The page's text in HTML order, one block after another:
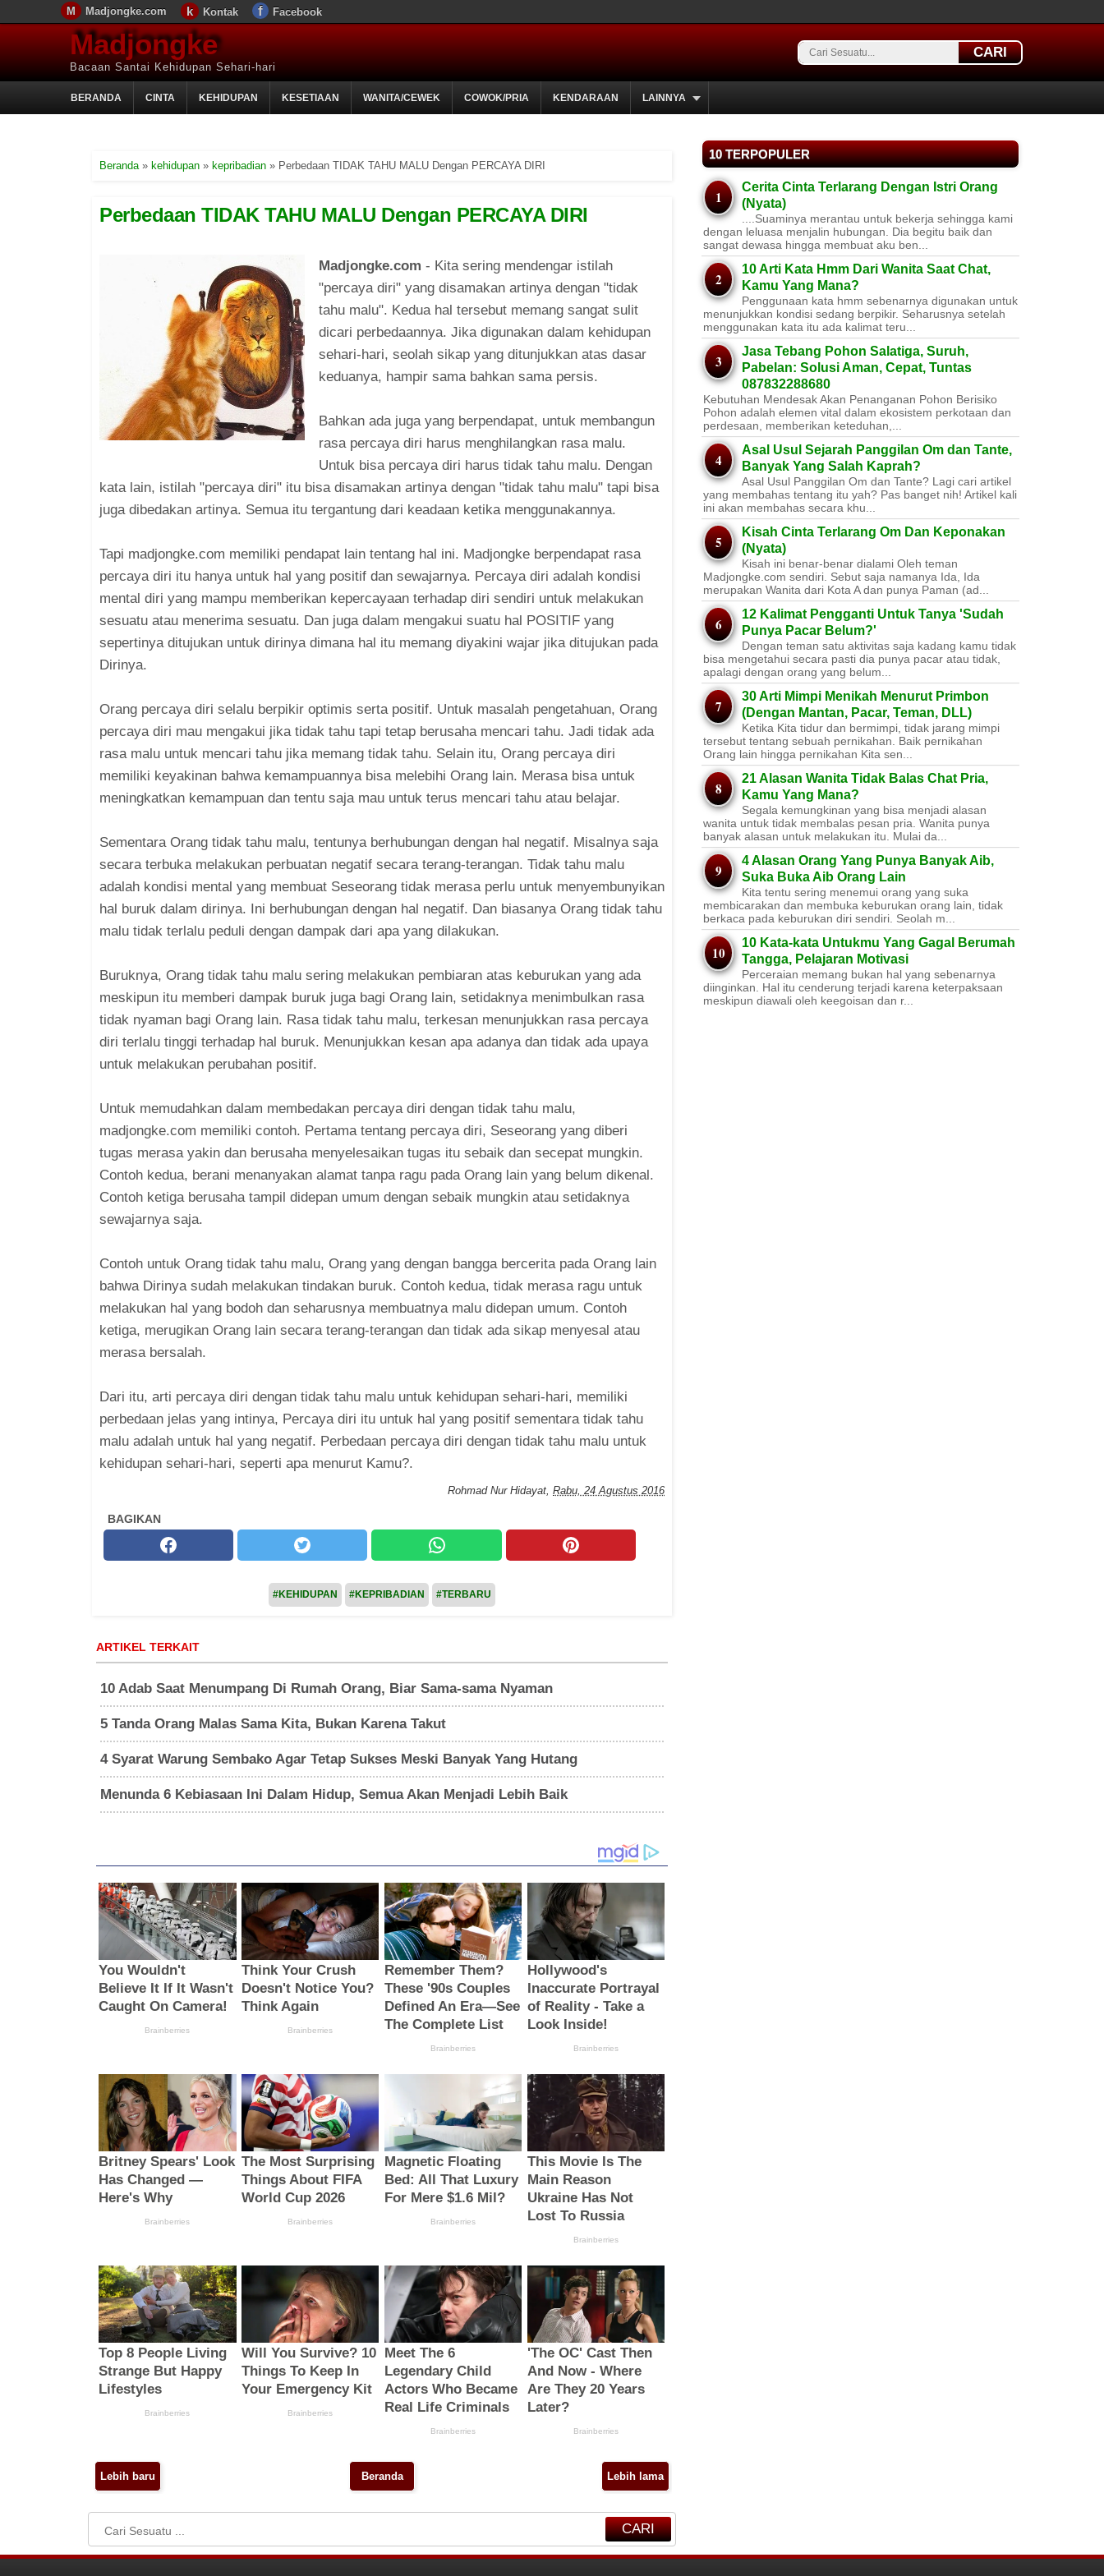
Madjongke.com Kontak Facebook
Madjongke
Bacaan Santai Kehidupan Sehari-hari
CARI
BERANDA CINTA KEHIDUPAN KESETIAAN WANITA/CEWEK COWOK/PRIA KENDARAAN LAINNYA
Beranda» kehidupan » kepribadian » Perbedaan TIDAK TAHU MALU Dengan PERCAYA DIRI
Perbedaan TIDAK TAHU MALU Dengan PERCAYA DIRI
Madjongke.com - Kita sering mendengar istilah
"percaya diri" yang disamakan artinya dengan "tidak
tahu malu". Kedua hal tersebut memang sangat sulit
dicari perbedaannya. Jika digunakan dalam kehidupan
sehari-hari, seolah sikap yang ditunjukkan atas dasar
keduanya, hampir sama bahkan sama persis.
Bahkan ada juga yang berpendapat, untuk membangun
rasa percaya diri harus menghilangkan rasa malu.
Untuk bisa percaya diri harus tidak tahu malu. Dengan
kata lain, istilah "percaya diri" itu bisa disamakan artinya dengan "tidak tahu malu" tapi bisa
juga dibedakan artinya. Semua itu tergantung dari keadaan ketika menggunakannya.
Tapi madjongke.com memiliki pendapat lain tentang hal ini. Madjongke berpendapat rasa
percaya diri itu hanya untuk hal yang positif dan sewajarnya. Percaya diri adalah kondisi
mental diri yang mampu memberikan kepercayaan terhadap diri sendiri untuk melakukan
sesuatu atau menerima sesuatu. Dan juga dalam mengakui suatu hal POSITIF yang
sepertinya ditujukan untuk dirinya dimana hal itu memang diyakini wajar jika ditujukan pada
Dirinya.
Orang percaya diri selalu berpikir optimis serta positif. Untuk masalah pengetahuan, Orang
percaya diri mau mengakui jika tidak tahu tapi tetap berusaha mencari tahu. Jadi tidak ada
rasa malu untuk mencari tahu jika memang tidak tahu. Selain itu, Orang percaya diri
memiliki keyakinan bahwa kemampuannya bisa melebihi Orang lain. Merasa bisa untuk
meningkatkan kemampuan dan tentu saja mau untuk terus mencari tahu atau belajar.
Sementara Orang tidak tahu malu, tentunya berhubungan dengan hal negatif. Misalnya saja
secara terbuka melakukan perbuatan negatif secara terang-terangan. Tidak tahu malu
adalah kondisi mental yang membuat Seseorang tidak merasa perlu untuk menyembunyikan
hal buruk dalam dirinya. Ini berhubungan dengan hal negatif. Dan biasanya Orang tidak tahu
malu tidak terlalu peduli dengan dampak dari apa yang dilakukan.
Buruknya, Orang tidak tahu malu sering melakukan pembiaran atas keburukan yang ada
meskipun itu memberi dampak buruk juga bagi Orang lain, setidaknya menimbulkan rasa
tidak nyaman bagi Orang lain. Rasa tidak tahu malu, terkesan menunjukkan rasa percaya
diri terlalu tinggi terhadap hal buruk. Menunjukkan kesan apa adanya dan tidak ada upaya
untuk melakukan perubahan positif.
Untuk memudahkan dalam membedakan percaya diri dengan tidak tahu malu,
madjongke.com memiliki contoh. Pertama tentang percaya diri, Seseorang yang diberi
tugas merasa yakin dan berusaha menyelesaikan tugas itu sebaik dan secepat mungkin.
Contoh kedua, berani menanyakan alamat tanpa ragu pada Orang lain yang belum dikenal.
Contoh ketiga berusaha tampil didepan umum dengan sebaik mungkin atau setidaknya
sewajarnya saja.
Contoh untuk Orang tidak tahu malu, Orang yang dengan bangga bercerita pada Orang lain
bahwa Dirinya sudah melakukan tindakan buruk. Contoh kedua, tidak merasa ragu untuk
melakukan hal yang bodoh dan seharusnya membuatnya malu didepan umum. Contoh
ketiga, merugikan Orang lain secara terang-terangan dan tidak ada sikap menyesal atau
merasa bersalah.
Dari itu, arti percaya diri dengan tidak tahu malu untuk kehidupan sehari-hari, memiliki
perbedaan jelas yang intinya, Percaya diri itu untuk hal yang positif sementara tidak tahu
malu adalah untuk hal yang negatif. Perbedaan percaya diri dengan tidak tahu malu untuk
kehidupan sehari-hari, seperti apa menurut Kamu?.
Rohmad Nur Hidayat, Rabu, 24 Agustus 2016
BAGIKAN
#KEHIDUPAN #KEPRIBADIAN #TERBARU
ARTIKEL TERKAIT
10 Adab Saat Menumpang Di Rumah Orang, Biar Sama-sama Nyaman
5 Tanda Orang Malas Sama Kita, Bukan Karena Takut
4 Syarat Warung Sembako Agar Tetap Sukses Meski Banyak Yang Hutang
Menunda 6 Kebiasaan Ini Dalam Hidup, Semua Akan Menjadi Lebih Baik
Lebih baru Lebih lama
Beranda
CARI
10 TERPOPULER
Cerita Cinta Terlarang Dengan Istri Orang
(Nyata)
....Suaminya merantau untuk bekerja sehingga kami
dengan leluasa menjalin hubungan. Dia begitu baik dan
sangat dewasa hingga membuat aku ben...
10 Arti Kata Hmm Dari Wanita Saat Chat,
Kamu Yang Mana?
Penggunaan kata hmm sebenarnya digunakan untuk
menunjukkan kondisi sedang berpikir. Seharusnya setelah
menggunakan kata itu ada kalimat teru...
Jasa Tebang Pohon Salatiga, Suruh,
Pabelan: Solusi Aman, Cepat, Tuntas
087832288680
Kebutuhan Mendesak Akan Penanganan Pohon Berisiko ​
Pohon adalah elemen vital dalam ekosistem perkotaan dan
perdesaan, memberikan keteduhan,...
Asal Usul Sejarah Panggilan Om dan Tante,
Banyak Yang Salah Kaprah?
Asal Usul Panggilan Om dan Tante? Lagi cari artikel
yang membahas tentang itu yah? Pas banget nih! Artikel kali
ini akan membahas secara khu...
Kisah Cinta Terlarang Om Dan Keponakan
(Nyata)
Kisah ini benar-benar dialami Oleh teman
Madjongke.com sendiri. Sebut saja namanya Ida, Ida
merupakan Wanita dari Kota A dan punya Paman (ad...
12 Kalimat Pengganti Untuk Tanya 'Sudah
Punya Pacar Belum?'
Dengan teman satu aktivitas saja kadang kamu tidak
bisa mengetahui secara pasti dia punya pacar atau tidak,
apalagi dengan orang yang belum...
30 Arti Mimpi Menikah Menurut Primbon
(Dengan Mantan, Pacar, Teman, DLL)
Ketika Kita tidur dan bermimpi, tidak jarang mimpi
tersebut tentang sebuah pernikahan. Baik pernikahan
Orang lain hingga pernikahan Kita sen...
21 Alasan Wanita Tidak Balas Chat Pria,
Kamu Yang Mana?
Segala kemungkinan yang bisa menjadi alasan
wanita untuk tidak membalas pesan pria. Wanita punya
banyak alasan untuk melakukan itu. Mulai da...
4 Alasan Orang Yang Punya Banyak Aib,
Suka Buka Aib Orang Lain
Kita tentu sering menemui orang yang suka
membicarakan dan membuka keburukan orang lain, tidak
berkaca pada keburukan diri sendiri. Seolah m...
10 Kata-kata Untukmu Yang Gagal Berumah
Tangga, Pelajaran Motivasi
Perceraian memang bukan hal yang sebenarnya
diinginkan. Hal itu cenderung terjadi karena keterpaksaan
meskipun diawali oleh keegoisan dan r...